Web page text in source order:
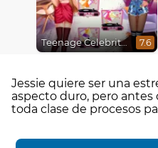
Teenage Celebrity Rivalry 7.6
Jessie quiere ser una
aspecto duro, pero
toda clase de procesos